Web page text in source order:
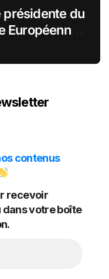
présidente du
contenus
recevoir
votre boîte